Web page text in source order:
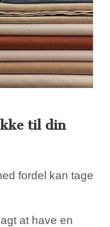
til din
fordel kan tage
at have en